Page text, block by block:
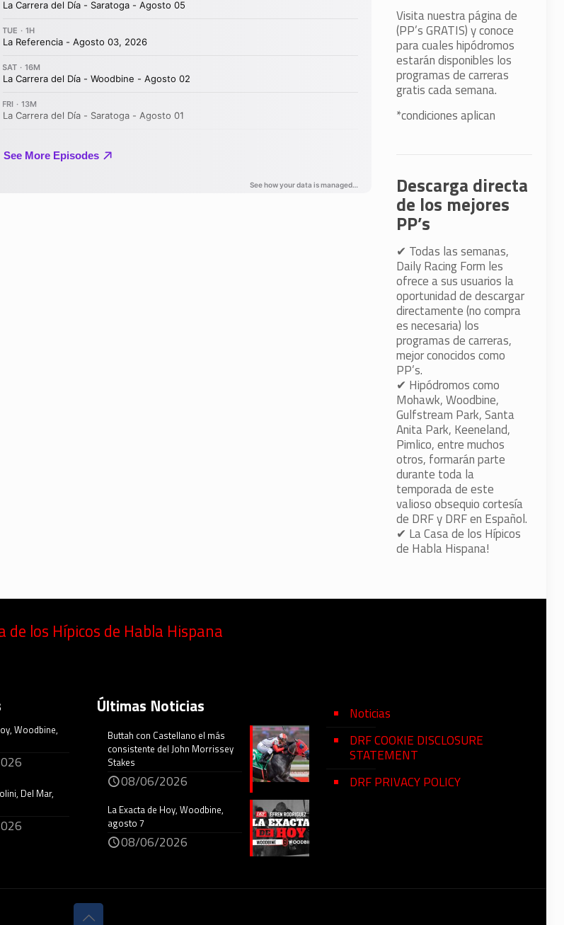
Visita nuestra página de
(PP’s GRATIS) y conoce
para cuales hipódromos
estarán disponibles los
programas de carreras
gratis cada semana.
*condiciones aplican
Descarga directa
de los mejores
PP’s
✔ Todas las semanas,
Daily Racing Form les
ofrece a sus usuarios la
oportunidad de descargar
directamente (no compra
es necesaria) los
programas de carreras,
mejor conocidos como
PP’s.
✔ Hipódromos como
Mohawk, Woodbine,
Gulfstream Park, Santa
Anita Park, Keeneland,
Pimlico, entre muchos
otros, formarán parte
durante toda la
temporada de este
valioso obsequio cortesía
de DRF y DRF en Español.
✔ La Casa de los Hípicos
de Habla Hispana!
de los Hípicos de Habla Hispana
Woodbine,
Del Mar,
Últimas Noticias
Buttah con Castellano el más
consistente del John Morrissey
Stakes
08/06/2026
La Exacta de Hoy, Woodbine,
agosto 7
08/06/2026
Noticias
DRF COOKIE DISCLOSURE
STATEMENT
DRF PRIVACY POLICY